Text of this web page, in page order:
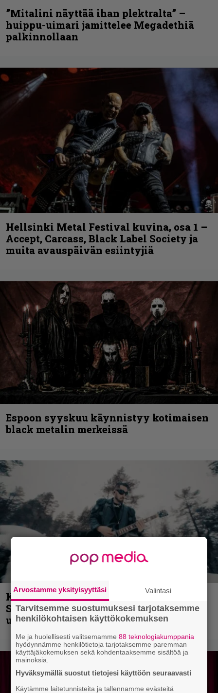
”Mitalini näyttää ihan plektralta” –
huippu-uimari jamittelee Megadethiä
palkinnollaan
Hellsinki Metal Festival kuvina, osa 1 –
Accept, Carcass, Black Label Society ja
muita avauspäivän esiintyjiä
Espoon syyskuu käynnistyy kotimaisen
black metalin merkeissä
Kunnianosoitus hyiselle Pohjolalle –
Shining hyppäsi keskelle kinoksia
uudella videollaan
Arvostamme yksityisyyttäsi Valintasi
Tarvitsemme suostumuksesi tarjotaksemme
henkilökohtaisen käyttökokemuksen
Me ja huolellisesti valitsemamme88 teknologiakumppania
hyödynnämme henkilötietoja tarjotaksemme paremman
käyttäjäkokemuksen sekä kohdentaaksemme sisältöä ja
mainoksia.
Hyväksymällä suostut tietojesi käyttöön seuraavasti
Käytämme laitetunnisteita ja tallennamme evästeitä